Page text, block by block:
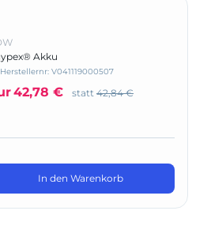
Akku
Herstellernr: V041119000507
42,78 € statt 42,84 €
In den Warenkorb